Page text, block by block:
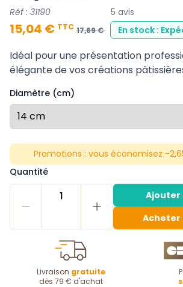
Réf : 31190 5 avis
15,04 € TTC 17,69 € En stock :
Idéal pour une présentation
élégante de vos créations
Diamètre (cm)
Promotions : vous économisez -
Quantité
1
Ajouter
Acheter
Livraison gratuite
dès 79 € d'achat